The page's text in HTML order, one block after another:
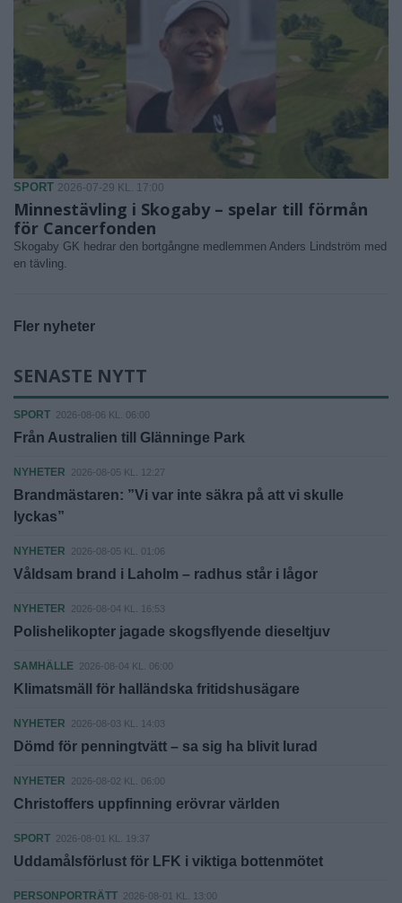
SPORT 2026-07-29 KL. 17:00
Minnestävling i Skogaby – spelar till förmån
för Cancerfonden
Skogaby GK hedrar den bortgångne medlemmen Anders Lindström med
en tävling.
Fler nyheter
SENASTE NYTT
SPORT 2026-08-06 KL. 06:00
Från Australien till Glänninge Park
NYHETER 2026-08-05 KL. 12:27
Brandmästaren: ”Vi var inte säkra på att vi skulle
lyckas”
NYHETER 2026-08-05 KL. 01:06
Våldsam brand i Laholm – radhus står i lågor
NYHETER 2026-08-04 KL. 16:53
Polishelikopter jagade skogsflyende dieseltjuv
SAMHÄLLE 2026-08-04 KL. 06:00
Klimatsmäll för halländska fritidshusägare
NYHETER 2026-08-03 KL. 14:03
Dömd för penningtvätt – sa sig ha blivit lurad
NYHETER 2026-08-02 KL. 06:00
Christoffers uppfinning erövrar världen
SPORT 2026-08-01 KL. 19:37
Uddamålsförlust för LFK i viktiga bottenmötet
PERSONPORTRÄTT 2026-08-01 KL. 13:00